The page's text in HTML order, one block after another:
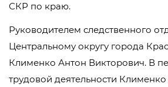
СКР по краю.
Руководителем следственного
Центральному округу города
Клименко Антон Викторович. В
трудовой деятельности